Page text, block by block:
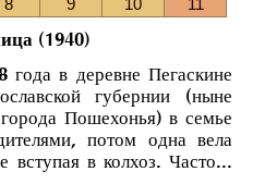
8 9 10 11
(1940)
года в деревне Пегаскине
губернии (ныне
Пошехонья) в семье
потом одна вела
вступая в колхоз. Часто...